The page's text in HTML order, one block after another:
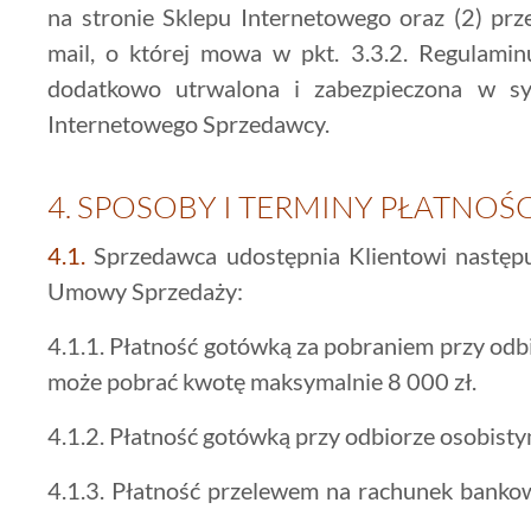
na stronie Sklepu Internetowego oraz (2)
mail, o której mowa w pkt. 3.3.2.
dodatkowo utrwalona i zabezpieczona w
Internetowego Sprzedawcy.
4. SPOSOBY I TERMINY
4.1.
Sprzedawca udostępnia Klientowi
Umowy Sprzedaży:
4.1.1. Płatność gotówką za pobraniem przy
może pobrać kwotę maksymalnie 8 000 zł.
4.1.2. Płatność gotówką przy odbiorze
4.1.3. Płatność przelewem na rachunek